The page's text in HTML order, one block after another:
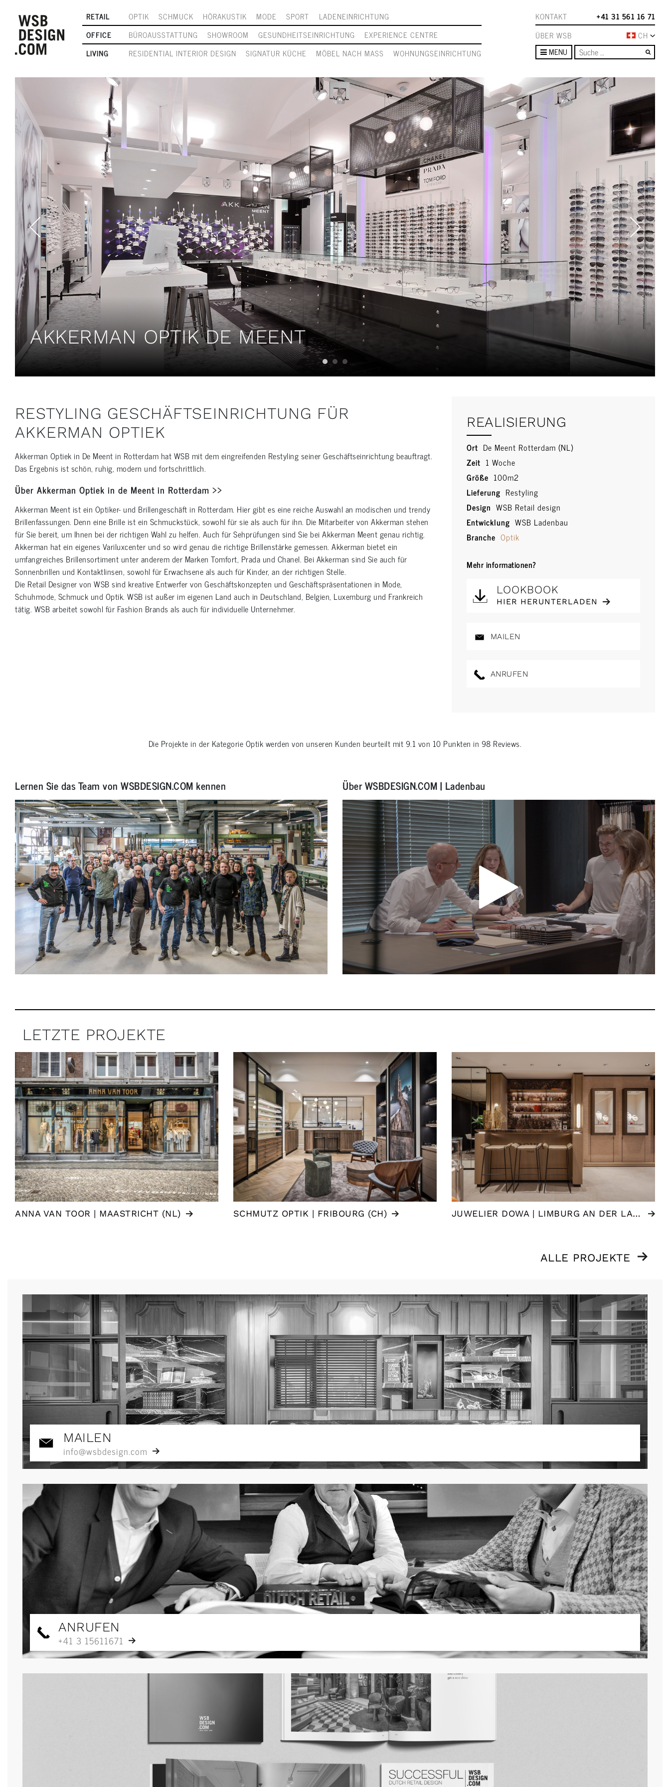
RETAIL OPTIK SCHMUCK HÖRAKUSTIK MODE SPORT
LADENEINRICHTUNG
OFFICE
BÜROAUSSTATTUNG SHOWROOM GESUNDHEITSEINRICHTUNG
EXPERIENCE CENTRE
LIVING
RESIDENTIAL INTERIOR DESIGN SIGNATUR KÜCHE MÖBEL NACH MASS WOHNUNGSEINRICHTUNG
KONTAKT
+41 31 561 16 71
ÜBER WSB
CH
MENU
AKKERMAN OPTIK DE MEENT
RESTYLING GESCHÄFTSEINRICHTUNG FÜR
AKKERMAN OPTIEK
Akkerman Optiek in De Meent in Rotterdam hat WSB mit dem eingreifenden Restyling seiner Geschäftseinrichtung beauftragt.
Das Ergebnis ist schön, ruhig, modern und fortschrittlich.
Über Akkerman Optiek in de Meent in Rotterdam >>
Akkerman Meent ist ein Optiker- und Brillengeschäft in Rotterdam. Hier gibt es eine reiche Auswahl an modischen und trendy
Brillenfassungen. Denn eine Brille ist ein Schmuckstück, sowohl für sie als auch für ihn. Die Mitarbeiter von Akkerman stehen
für Sie bereit, um Ihnen bei der richtigen Wahl zu helfen. Auch für Sehprüfungen sind Sie bei Akkerman Meent genau richtig.
Akkerman hat ein eigenes Variluxcenter und so wird genau die richtige Brillenstärke gemessen. Akkerman bietet ein
umfangreiches Brillensortiment unter anderem der Marken Tomfort, Prada und Chanel. Bei Akkerman sind Sie auch für
Sonnenbrillen und Kontaktlinsen, sowohl für Erwachsene als auch für Kinder, an der richtigen Stelle.
Die Retail Designer von WSB sind kreative Entwerfer von Geschäftskonzepten und Geschäftspräsentationen in Mode,
Schuhmode, Schmuck und Optik. WSB ist außer im eigenen Land auch in Deutschland, Belgien, Luxemburg und Frankreich
tätig. WSB arbeitet sowohl für Fashion Brands als auch für individuelle Unternehmer.
REALISIERUNG
Ort De Meent Rotterdam (NL)
Zeit 1 Woche
Größe 100m2
Lieferung Restyling
Design WSB Retail design
Entwicklung WSB Ladenbau
Branche Optik
Mehr informationen?
LOOKBOOK
HIER HERUNTERLADEN
MAILEN
ANRUFEN
Die Projekte in der KategorieOptikwerden von unseren Kunden beurteilt mit9.1 von 10 Punkten in 98 Reviews.
Lernen Sie das Team von WSBDESIGN.COM kennen Über WSBDESIGN.COM | Ladenbau
LETZTE PROJEKTE
ANNA VAN TOOR | MAASTRICHT (NL) SCHMUTZ OPTIK | FRIBOURG (CH) JUWELIER DOWA | LIMBURG AN DER LAHN (DE)
ALLE PROJEKTE
MAILEN
info@wsbdesign.com
ANRUFEN
+41 3 15611671